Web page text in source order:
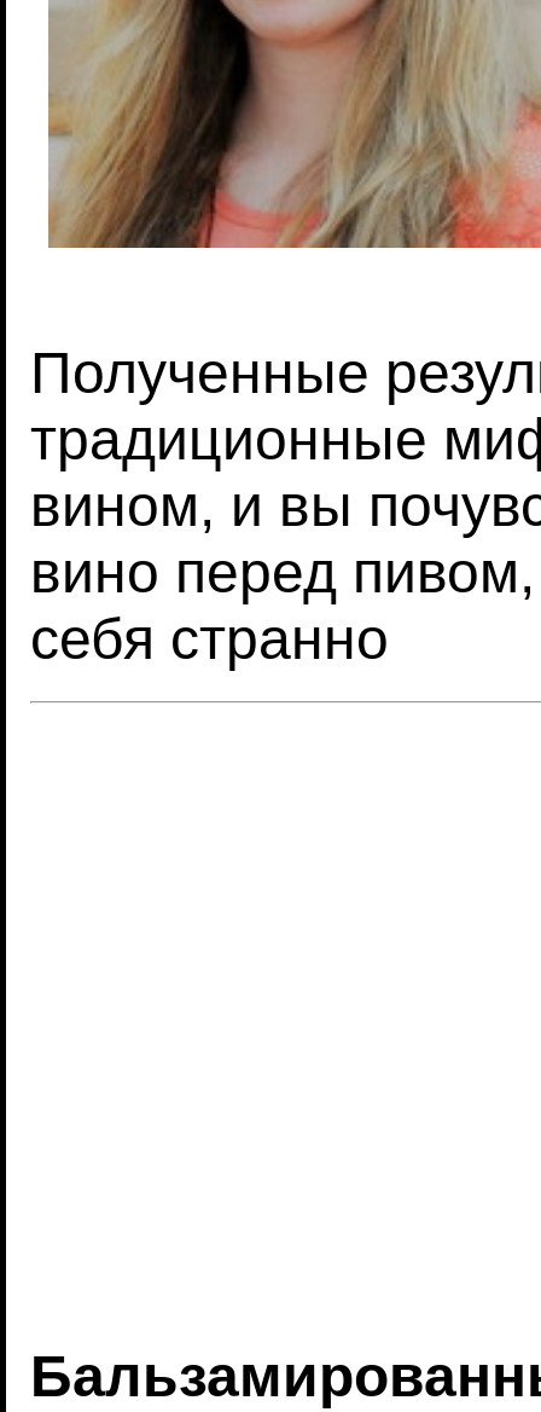
Полученные
традиционные
вином, и вы
вино перед
себя странно